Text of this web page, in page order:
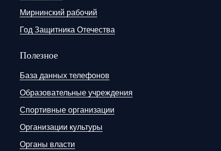
Мирнинский рабочий
Год Защитника Отечества
Полезное
База данных телефонов
Образовательные учреждения
Спортивные организации
Организации культуры
Органы власти